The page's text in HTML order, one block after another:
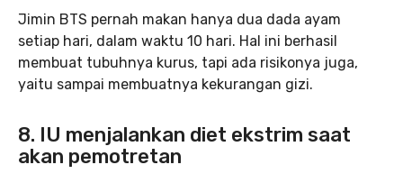
Jimin BTS pernah makan hanya dua dada ayam
setiap hari, dalam waktu 10 hari. Hal ini berhasil
membuat tubuhnya kurus, tapi ada risikonya juga,
yaitu sampai membuatnya kekurangan gizi.
8. IU menjalankan diet ekstrim saat
akan pemotretan